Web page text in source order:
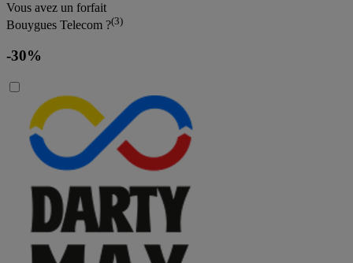
Vous avez un forfait
Bouygues Telecom ?(3)
-30%